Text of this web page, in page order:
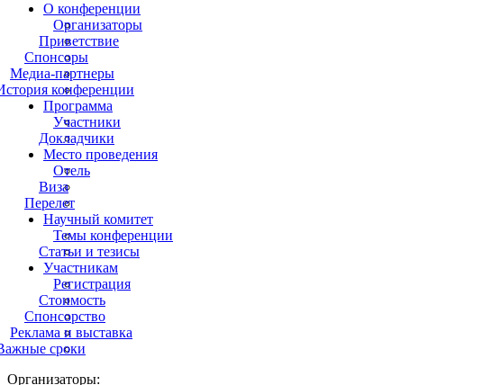
О конференции
Организаторы
Приветствие
Спонсоры
Медиа-партнеры
конференции
Программа
Участники
Докладчики
Место проведения
Отель
Виза
Перелет
Научный комитет
Темы конференции
Статьи и тезисы
Участникам
Регистрация
Стоимость
Спонсорство
Реклама и выставка
сроки
Организаторы: